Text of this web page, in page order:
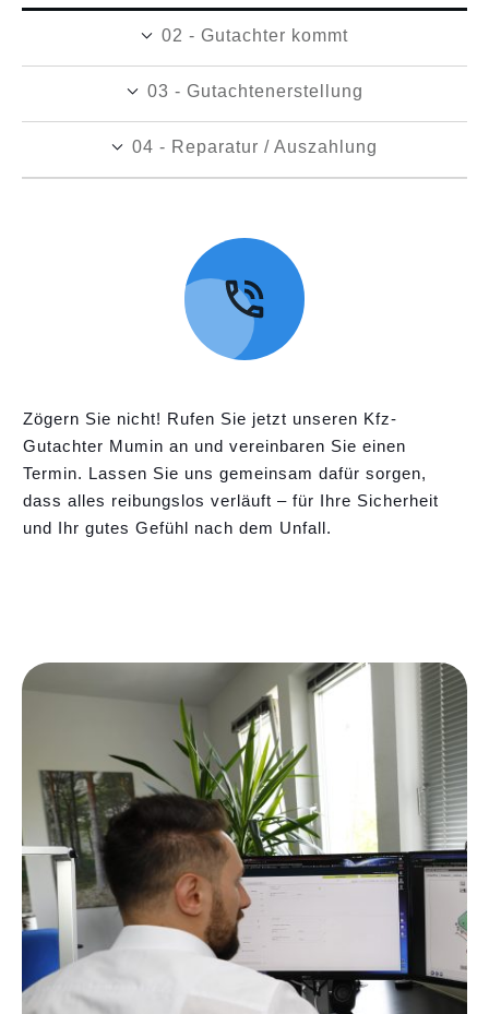
02 - Gutachter kommt
03 - Gutachtenerstellung
04 - Reparatur / Auszahlung
Zögern Sie nicht! Rufen Sie jetzt unseren Kfz-
Gutachter Mumin an und vereinbaren Sie einen
Termin. Lassen Sie uns gemeinsam dafür sorgen,
dass alles reibungslos verläuft – für Ihre Sicherheit
und Ihr gutes Gefühl nach dem Unfall.